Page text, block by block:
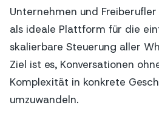
Unternehmen und
als ideale Plattform für die
skalierbare Steuerung aller
Ziel ist es, Konversationen
Komplexität in konkrete
umzuwandeln.